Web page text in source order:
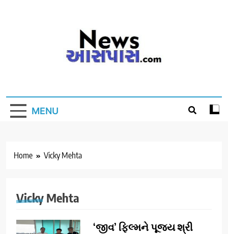
MENU
Home Vicky Mehta
Vicky Mehta
‘જીવ’ ફિલ્મને પૂજ્ય શ્રી